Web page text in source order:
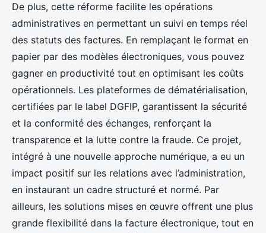
De plus, cette réforme facilite les opérations
administratives en permettant un suivi en temps réel
des statuts des factures. En remplaçant le format en
papier par des modèles électroniques, vous pouvez
gagner en productivité tout en optimisant les coûts
opérationnels. Les plateformes de dématérialisation,
certifiées par le label DGFIP, garantissent la sécurité
et la conformité des échanges, renforçant la
transparence et la lutte contre la fraude. Ce projet,
intégré à une nouvelle approche numérique, a eu un
impact positif sur les relations avec l’administration,
en instaurant un cadre structuré et normé. Par
ailleurs, les solutions mises en œuvre offrent une plus
grande flexibilité dans la facture électronique, tout en